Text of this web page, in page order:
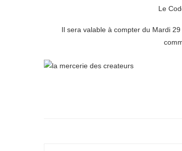
Le
Il sera valable à compter du Mardi